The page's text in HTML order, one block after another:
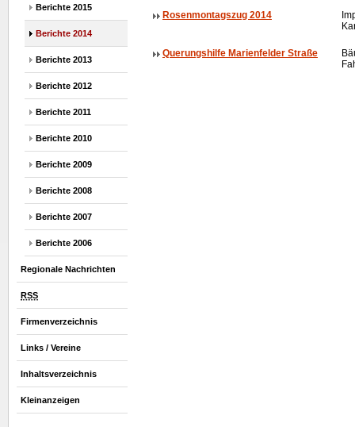
Berichte 2015
Berichte 2014
Berichte 2013
Berichte 2012
Berichte 2011
Berichte 2010
Berichte 2009
Berichte 2008
Berichte 2007
Berichte 2006
Regionale Nachrichten
RSS
Firmenverzeichnis
Links / Vereine
Inhaltsverzeichnis
Kleinanzeigen
Rosenmontagszug 2014
Querungshilfe Marienfelder Straße